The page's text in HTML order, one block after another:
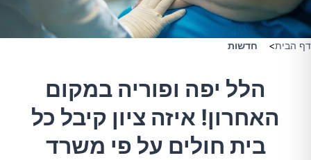
דף הבית> חדשות
הלל יפה ופוריה במקום
האחרון! איזה ציון קיבל כל
בית חולים על פי משרד